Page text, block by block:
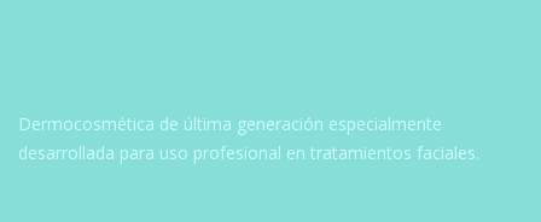
Dermocosmética de última generación especialmente
desarrollada para uso profesional en tratamientos faciales.